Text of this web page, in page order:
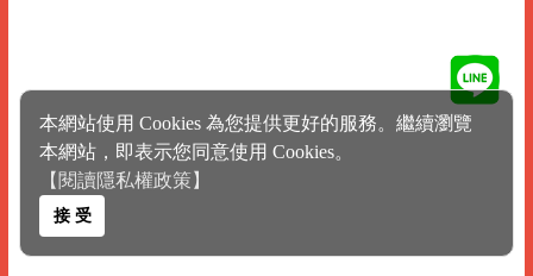
本網站使用 Cookies 為您提供更好的服務。繼續瀏覽
本網站，即表示您同意使用 Cookies。
【閱讀隱私權政策】
接 受